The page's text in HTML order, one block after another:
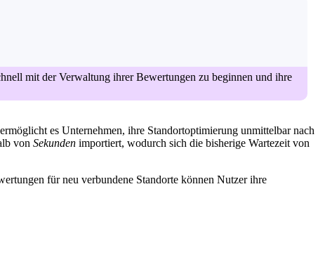
mit der Verwaltung ihrer Bewertungen zu beginnen und ihre
es Unternehmen, ihre Standortoptimierung unmittelbar nach
von Sekunden importiert, wodurch sich die bisherige Wartezeit von
für neu verbundene Standorte können Nutzer ihre